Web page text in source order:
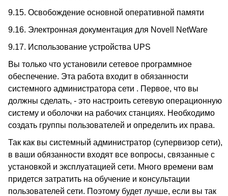
9.15. Освобождение основной оперативной памяти
9.16. Электронная документация для Novell NetWare
9.17. Использование устройства UPS
Вы только что установили сетевое программное
обеспечение. Эта работа входит в обязанности
системного администратора сети . Первое, что вы
должны сделать, - это настроить сетевую операционную
систему и оболочки на рабочих станциях. Необходимо
создать группы пользователей и определить их права.
Так как вы системный администратор (супервизор сети),
в ваши обязанности входят все вопросы, связанные с
установкой и эксплуатацией сети. Много времени вам
придется затратить на обучение и консультации
пользователей сети. Поэтому будет лучше, если вы так